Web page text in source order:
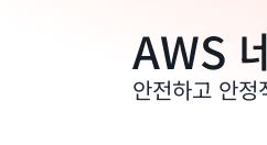
AWS
안전하고 안